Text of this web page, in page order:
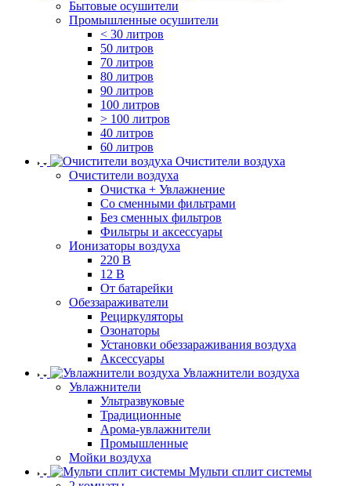
Бытовые осушители
Промышленные осушители
< 30 литров
50 литров
70 литров
80 литров
90 литров
100 литров
> 100 литров
40 литров
60 литров
Очистители воздуха
Очистители воздуха
Очистка + Увлажнение
Cо сменными фильтрами
Без сменных фильтров
Фильтры и аксессуары
Ионизаторы воздуха
220 В
12 В
От батарейки
Обеззараживатели
Рециркуляторы
Озонаторы
Установки обеззараживания воздуха
Аксессуары
Увлажнители воздуха
Увлажнители
Ультразвуковые
Традиционные
Арома-увлажнители
Промышленные
Мойки воздуха
Мульти сплит системы